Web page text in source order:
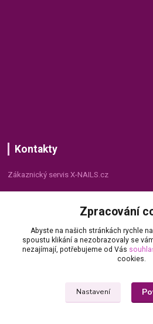
Kontakty
Zákaznický servis X-NAILS.cz
+420 735 055 075
(Po - Pá, 8 - 16 hod.)
info@x-nails.cz
Zpracování
Abyste na našich stránkách rychle
spoustu klikání a nezobrazovaly se
nezajímají, potřebujeme od Vás
cookies.
Nastavení